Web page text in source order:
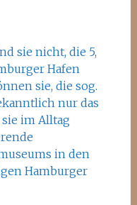
sie nicht, die 5,
Hafen
sie, die sog.
nur das
im Alltag
in den
Hamburger